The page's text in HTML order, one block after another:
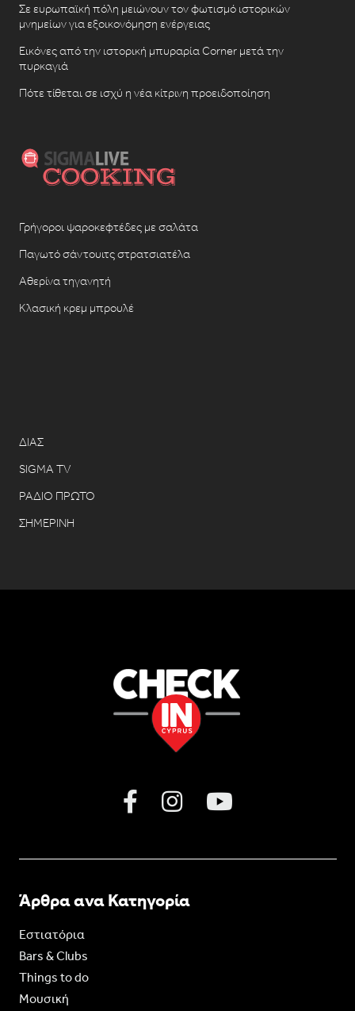
Σε ευρωπαϊκή πόλη μειώνουν τον φωτισμό ιστορικών
μνημείων για εξοικονόμηση ενέργειας
Εικόνες από την ιστορική μπυραρία Corner μετά την
πυρκαγιά
Πότε τίθεται σε ισχύ η νέα κίτρινη προειδοποίηση
Γρήγοροι ψαροκεφτέδες με σαλάτα
Παγωτό σάντουιτς στρατσιατέλα
Αθερίνα τηγανητή
Κλασική κρεμ μπρουλέ
ΔΙΑΣ
SIGMA TV
ΡΑΔΙΟ ΠΡΩΤΟ
ΣΗΜΕΡΙΝΗ
Άρθρα ανα Κατηγορία
Εστιατόρια
Bars & Clubs
Things to do
Moυσική